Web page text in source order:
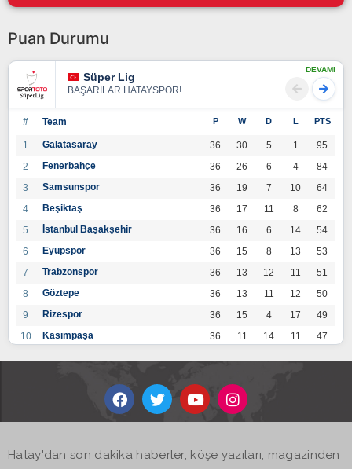
Puan Durumu
Süper Lig
BAŞARILAR HATAYSPOR!
DEVAMI
# Team P W D L PTS
1 Galatasaray 36 30 5 1
95
2
Fenerbahçe 36 26 6 4
84
3
Samsunspor 36 19 7 10
64
4
Beşiktaş 36 17 11 8
62
5
İstanbul Başakşehir 36 16 6 14
54
6
Eyüpspor 36 15 8 13
53
7
Trabzonspor 36 13 12 11
51
8
Göztepe 36 13 11 12
50
9
Rizespor 36 15 4 17
49
10
Kasımpaşa 36 11 14 11
47
36 12
14
Kayserispor 36 11 12 13
45
17
Hatay'dan son dakika haberler, köşe yazıları, magazinden